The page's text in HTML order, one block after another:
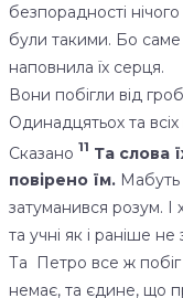
безпорадності
були такими. Бо саме
наповнила їх серця.
Вони побігли від
Одинадцятьох та
Сказано 11 Та слова
повірено їм. Мабуть
затуманився розум. І
та учні як і раніше
Та Петро все ж побіг
немає, та єдине, що